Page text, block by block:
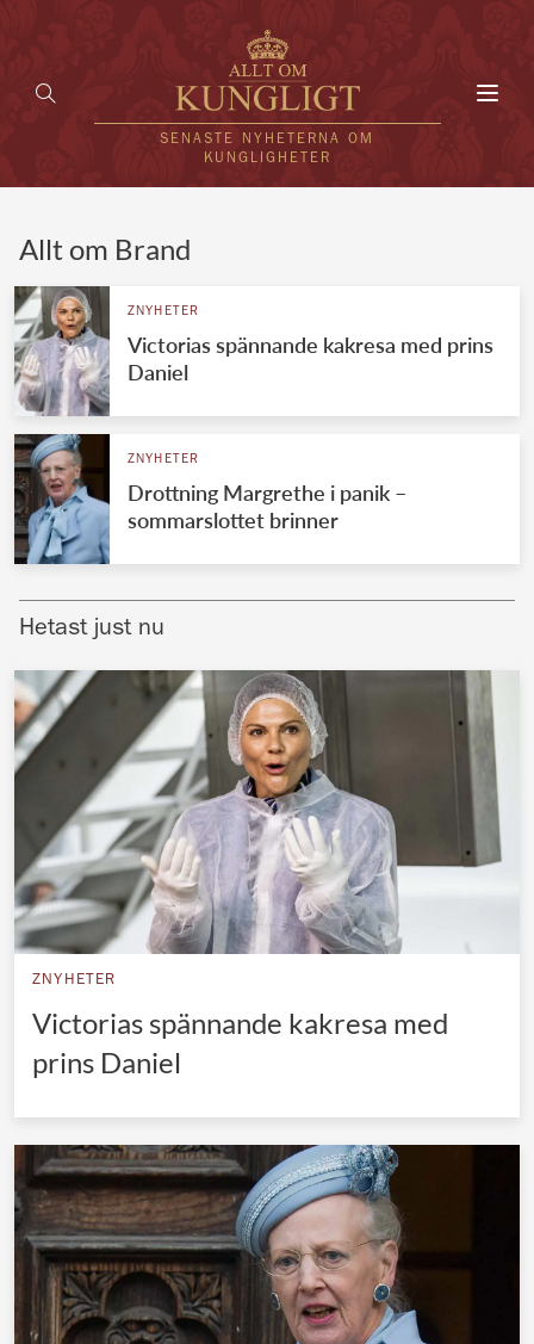
SENASTE NYHETERNA OM
KUNGLIGHETER
UTLÄNDSKT
VÄRLDENS KUNGAHUS
Svenska kungahuset
Brittiska kungahuset
Nederländska kungahuset
Belgiska kungahuset
Jordanska kungahuset
Luxemburgska storhertighuset
Japanska kejsarhuset
Thailändska kungahuset
Marockanska kungahuset
REDAKTION
Allt om Brand
ZNYHETER
Victorias spännande kakresa med prins
Daniel
ZNYHETER
Drottning Margrethe i panik –
sommarslottet brinner
Hetast just nu
ZNYHETER
Victorias spännande kakresa med
prins Daniel